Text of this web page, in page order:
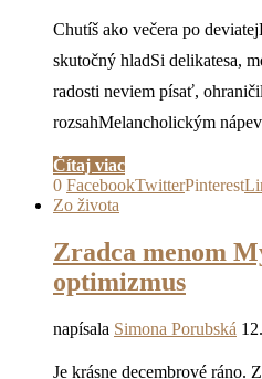
Chutíš ako večera po
skutočný hladSi delikatesa,
radosti neviem písať,
rozsahMelancholickým
Čítaj viac
0 FacebookTwitterPinterest
Zo života
Zradca menom
optimizmus
napísala Simona Porubská
Je krásne decembrové ráno.